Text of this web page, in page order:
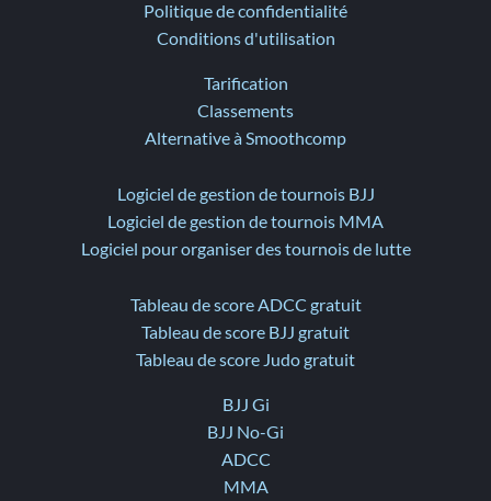
Politique de confidentialité
Conditions d'utilisation
Tarification
Classements
Alternative à Smoothcomp
Logiciel de gestion de tournois BJJ
Logiciel de gestion de tournois MMA
Logiciel pour organiser des tournois de lutte
Tableau de score ADCC gratuit
Tableau de score BJJ gratuit
Tableau de score Judo gratuit
BJJ Gi
BJJ No-Gi
ADCC
MMA